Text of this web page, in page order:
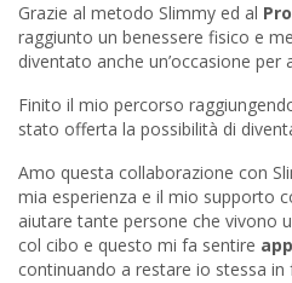
Grazie al metodo Slimmy ed al
raggiunto un benessere fisico e
diventato anche un’occasione per
Finito il mio percorso
stato offerta la possibilità di
Amo questa collaborazione con
mia esperienza e il mio supporto
aiutare tante persone che vivono
col cibo e questo mi fa sentire
continuando a restare io stessa in